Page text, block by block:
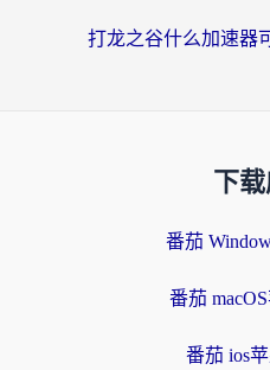
下
番茄
番茄
番茄 ios